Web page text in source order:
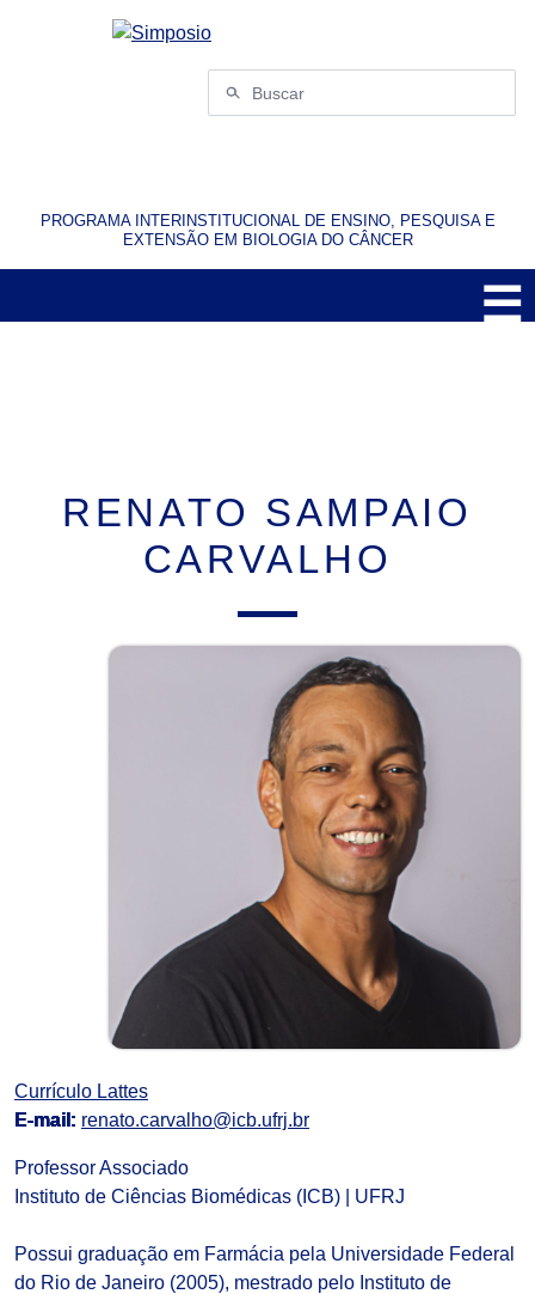
Buscar
por:
PROGRAMA INTERINSTITUCIONAL DE ENSINO, PESQUISA E
EXTENSÃO EM BIOLOGIA DO CÂNCER
☰
RENATO SAMPAIO
CARVALHO
Currículo Lattes
E-mail: renato.carvalho@icb.ufrj.br
Professor Associado
Instituto de Ciências Biomédicas (ICB) | UFRJ
Possui graduação em Farmácia pela Universidade Federal
do Rio de Janeiro (2005), mestrado pelo Instituto de